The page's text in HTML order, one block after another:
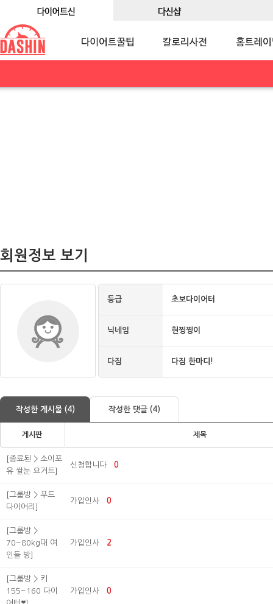
회원정보 보기
등급 초보다이어터
닉네임 현찡찡이
다짐 다짐 한마디!
작성한 게시물 (4) 작성한 댓글 (4)
게시판 제목
[종료된 > 소이포
유 쌀눈 요거트]
신청합니다 0
[그룹방 > 푸드
다이어리]
가입인사 0
[그룹방 >
70~80kg대 여
인들 방]
가입인사 2
[그룹방 > 키
155~160 다이
가입인사 0